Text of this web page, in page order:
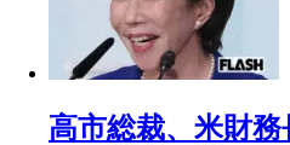
高市総裁、米財